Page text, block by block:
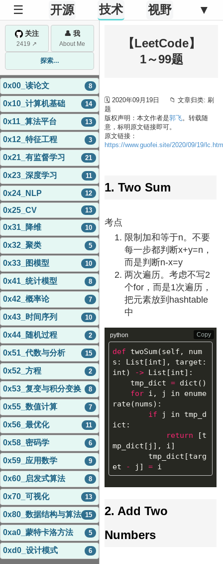
☰ 开源 技术 视野 ▼
关注
2419 ↗
👤 我
About Me
探索...
0x00_读论文 8
0x10_计算机基础 14
0x11_算法平台 13
0x12_特征工程 3
0x21_有监督学习 21
0x23_深度学习 11
0x24_NLP 12
0x25_CV 13
0x31_降维 10
0x32_聚类 5
0x33_图模型 10
0x41_统计模型 8
0x42_概率论 7
0x43_时间序列 10
0x44_随机过程 2
0x51_代数与分析 15
0x52_方程 2
0x53_复变与积分变换 8
0x55_数值计算 7
0x56_最优化 11
0x58_密码学 6
0x59_应用数学 9
0x60_启发式算法 8
0x70_可视化 13
0x80_数据结构与算法 15
0xa0_蒙特卡洛方法 5
0xd0_设计模式 6
【LeetCode】
1～99题
🗓 2020年09月19日 📁 文章归类: 刷
题
版权声明：本文作者是郭飞。转载随
意，标明原文链接即可。
原文链接：
https://www.guofei.site/2020/09/19/
1. Two Sum
考点
限制加和等于n。不要
每一步都判断x+y=n，
而是判断n-x=y
两次遍历。考虑不写2
个for，而是1次遍历，
把元素放到hashtable
中
def twoSum(self ,
num
s : List [int], target :
int) -> List [int]:
tmp_dict
= dict ()
for i , j in
enume
rate(nums):
if
j in
tmp_d
ict :
return
[t
mp_dict [ j ], i ]
tmp_dict [targ
et
- j ] = i
python Copy
2. Add Two
Numbers